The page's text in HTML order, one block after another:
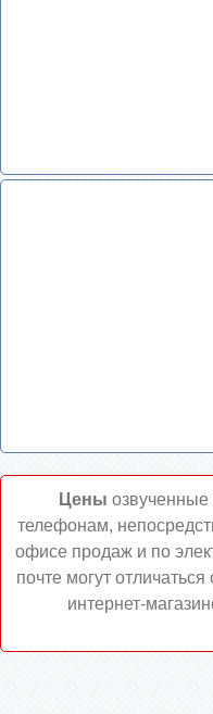
Цены озвученные
телефонам,
офисе продаж и по
почте могут отличаться
интернет-